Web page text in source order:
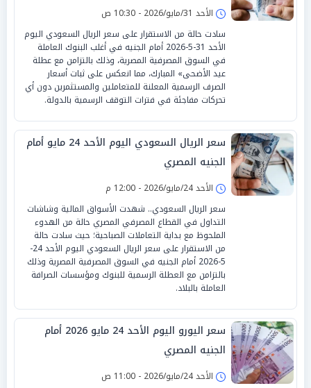
الأحد 31/مايو/2026 - 10:30 ص
سادت حالة من الاستقرار على سعر الريال السعودي اليوم
الأحد 31-5-2026 أمام الجنيه في أغلب البنوك العاملة
في السوق المصرفية المصرية، وذلك بالتزامن مع عطلة
عيد الأضحى» المبارك، مما انعكس على ثبات أسعار
الصرف الرسمية المعلنة للمتعاملين والمستثمرين دون أي
تحركات مفاجئة في فترات التوقف الرسمية بالدولة.
سعر الريال السعودي اليوم الأحد 24 مايو أمام
الجنيه المصري
الأحد 24/مايو/2026 - 12:00 م
سعر الريال السعودي.. شهدت الأسواق المالية وشاشات
التداول في القطاع المصرفي المصري حالة من الهدوء
الملحوظ مع بداية التعاملات الصباحية؛ حيث سادت حالة
من الاستقرار على سعر الريال السعودي اليوم الأحد 24-
5-2026 أمام الجنيه في السوق المصرفية المصرية وذلك
بالتزامن مع العطلة الرسمية للبنوك ومؤسسات الصرافة
العاملة بالبلاد.
سعر اليورو اليوم الأحد 24 مايو 2026 أمام
الجنيه المصري
الأحد 24/مايو/2026 - 11:00 ص